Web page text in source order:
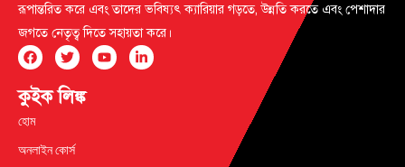
রূপান্তরিত করে এবং তাদের ভবিষ্যৎ ক্যারিয়ার গড়তে, উন্নতি করতে এবং পেশাদার
জগতে নেতৃত্ব দিতে সহায়তা করে।
কুইক লিঙ্ক
হোম
অনলাইন কোর্স